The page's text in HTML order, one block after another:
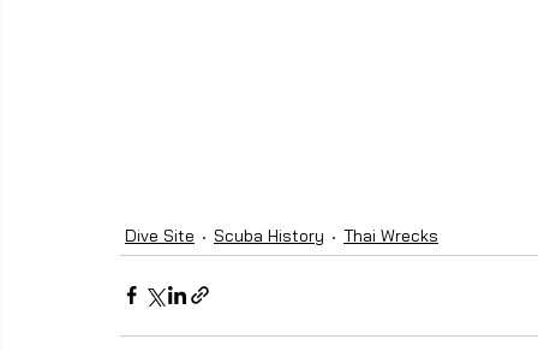
Dive Site Scuba History Thai Wrecks